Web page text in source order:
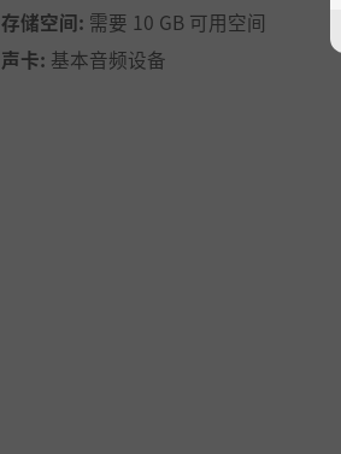
存储空间: 需要 10 GB 可用空间
声卡: 基本音频设备